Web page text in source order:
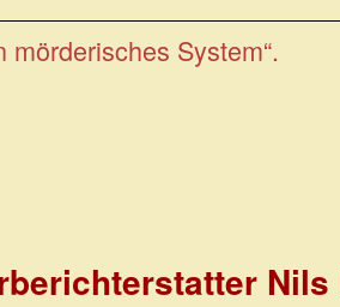
System“.
Nils